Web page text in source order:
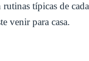
típicas de cada
venir para casa.